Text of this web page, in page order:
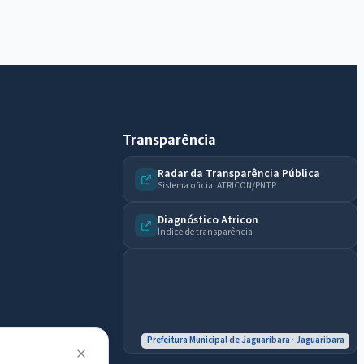
Transparência
Radar da Transparência Pública
Sistema oficial ATRICON/PNTP
Diagnóstico Atricon
Índice de transparência
Prefeitura Municipal de Jaguaribara · Jaguaribara